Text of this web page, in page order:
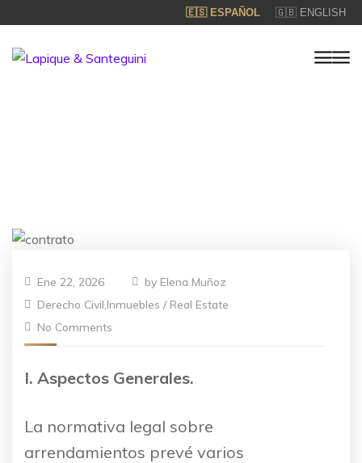
🇪🇸 ESPAÑOL 🇬🇧 ENGLISH
Ene 22, 2026 by Elena Muñoz
Derecho Civil,Inmuebles / Real Estate
No Comments
I. Aspectos Generales.
La normativa legal sobre
arrendamientos prevé varios